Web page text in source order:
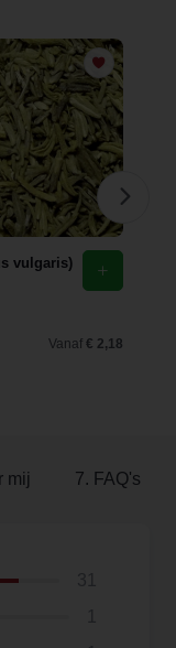
vulgaris)
Vanaf € 2,18
mij 7. FAQ's